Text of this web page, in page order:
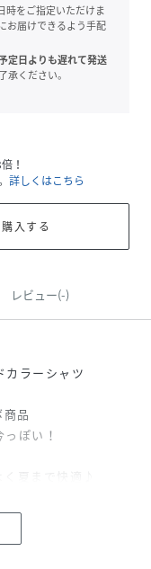
をご指定いただけま
お届けできるよう手配
定日よりも遅れて発送
ください。
！
詳しくはこちら
入する
レビュー(-)
カラーシャツ
品
ぽい！
夏まで快適♪
が登場！